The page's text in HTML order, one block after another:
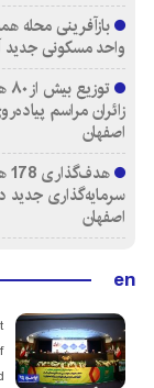
واحد مسکونی جدید
زائران مراسم
اصفهان
سرمایه‌گذاری
اصفهان
en